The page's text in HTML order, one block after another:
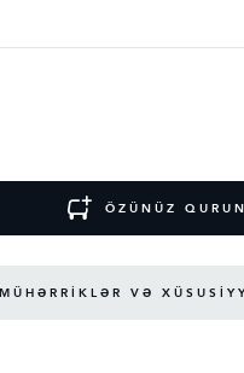
ÖZÜNÜZ QURUN
MÜHƏRRİKLƏR VƏ